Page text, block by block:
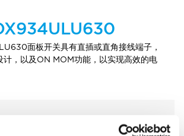
面板开关具有直插或直角接线端子，
计，以及ON MOM功能，以实现高效的电